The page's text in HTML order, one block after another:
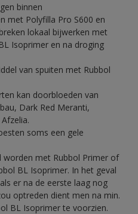
binnen
met Polyfilla Pro S600 en
lokaal bijwerken met
Isoprimer en na droging
van spuiten met Rubbol
kan doorbloeden van
Dark Red Meranti,
soms een gele
met Rubbol Primer of
BL Isoprimer. In het geval
er na de eerste laag nog
optreden dient men na min.
BL Isoprimer te voorzien.